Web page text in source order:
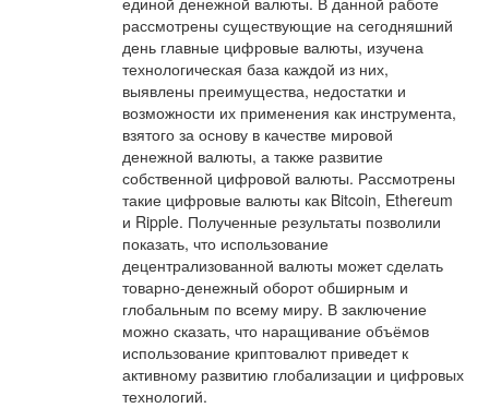
рассмотрены существующие на сегодняшний
день главные цифровые валюты, изучена
технологическая база каждой из них,
выявлены преимущества, недостатки и
возможности их применения как инструмента,
взятого за основу в качестве мировой
денежной валюты, а также развитие
собственной цифровой валюты. Рассмотрены
такие цифровые валюты как Bitcoin, Ethereum
и Ripple. Полученные результаты позволили
показать, что использование
децентрализованной валюты может сделать
товарно-денежный оборот обширным и
глобальным по всему миру. В заключение
можно сказать, что наращивание объёмов
использование криптовалют приведет к
активному развитию глобализации и цифровых
технологий.